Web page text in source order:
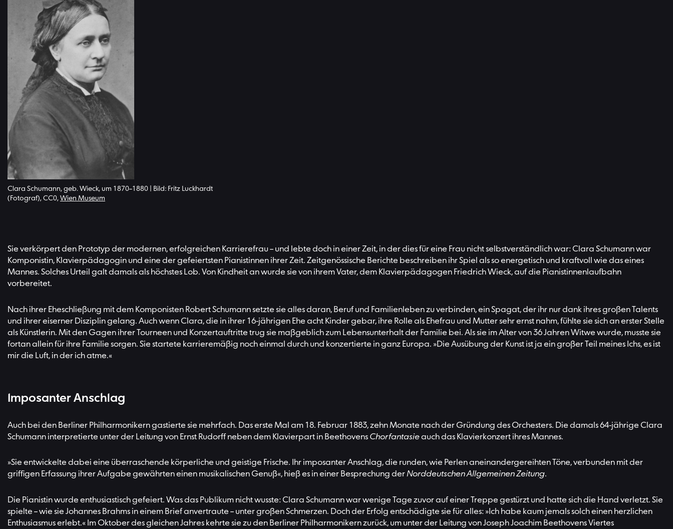
Clara Schumann, geb. Wieck, um 1870–1880 | Bild: Fritz Luckhardt
(Fotograf), CC0, Wien Museum
Sie verkörpert den Prototyp der modernen, erfolgreichen Karrierefrau – und lebte doch in einer Zeit, in der dies für eine Frau nicht selbstverständlich war: Clara Schumann war
Komponistin, Klavierpädagogin und eine der gefeiertsten Pianistinnen ihrer Zeit. Zeitgenössische Berichte beschreiben ihr Spiel als so energetisch und kraftvoll wie das eines
Mannes. Solches Urteil galt damals als höchstes Lob. Von Kindheit an wurde sie von ihrem Vater, dem Klavierpädagogen Friedrich Wieck, auf die Pianistinnenlaufbahn
vorbereitet.
Nach ihrer Eheschließung mit dem Komponisten Robert Schumann setzte sie alles daran, Beruf und Familienleben zu verbinden, ein Spagat, der ihr nur dank ihres großen Talents
und ihrer eiserner Disziplin gelang. Auch wenn Clara, die in ihrer 16-jährigen Ehe acht Kinder gebar, ihre Rolle als Ehefrau und Mutter sehr ernst nahm, fühlte sie sich an erster Stelle
als Künstlerin. Mit den Gagen ihrer Tourneen und Konzertauftritte trug sie maßgeblich zum Lebensunterhalt der Familie bei. Als sie im Alter von 36 Jahren Witwe wurde, musste sie
fortan allein für ihre Familie sorgen. Sie startete karrieremäßig noch einmal durch und konzertierte in ganz Europa. »Die Ausübung der Kunst ist ja ein großer Teil meines Ichs, es ist
mir die Luft, in der ich atme.«
Imposanter Anschlag
Auch bei den Berliner Philharmonikern gastierte sie mehrfach. Das erste Mal am 18. Februar 1883, zehn Monate nach der Gründung des Orchesters. Die damals 64-jährige Clara
Schumann interpretierte unter der Leitung von Ernst Rudorff neben dem Klavierpart in Beethovens Chorfantasieauch das Klavierkonzert ihres Mannes.
»Sie entwickelte dabei eine überraschende körperliche und geistige Frische. Ihr imposanter Anschlag, die runden, wie Perlen aneinandergereihten Töne, verbunden mit der
griffigen Erfassung ihrer Aufgabe gewährten einen musikalischen Genuß«, hieß es in einer Besprechung derNorddeutschen Allgemeinen Zeitung.
Die Pianistin wurde enthusiastisch gefeiert. Was das Publikum nicht wusste: Clara Schumann war wenige Tage zuvor auf einer Treppe gestürzt und hatte sich die Hand verletzt. Sie
spielte – wie sie Johannes Brahms in einem Brief anvertraute – unter großen Schmerzen. Doch der Erfolg entschädigte sie für alles: »Ich habe kaum jemals solch einen herzlichen
Enthusiasmus erlebt.« Im Oktober des gleichen Jahres kehrte sie zu den Berliner Philharmonikern zurück, um unter der Leitung von Joseph Joachim Beethovens Viertes